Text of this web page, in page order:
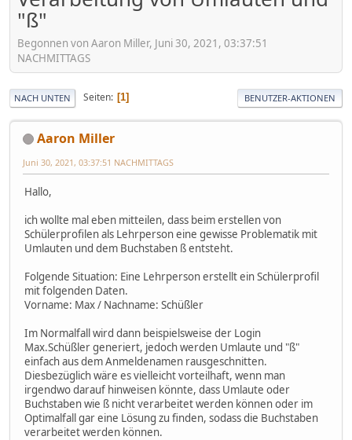
"ß"
Begonnen von Aaron Miller, Juni 30, 2021, 03:37:51
NACHMITTAGS
NACH UNTEN Seiten 1 BENUTZER-AKTIONEN
Aaron Miller
Juni 30, 2021, 03:37:51 NACHMITTAGS
Hallo,
ich wollte mal eben mitteilen, dass beim erstellen von
Schülerprofilen als Lehrperson eine gewisse Problematik mit
Umlauten und dem Buchstaben ß entsteht.
Folgende Situation: Eine Lehrperson erstellt ein Schülerprofil
mit folgenden Daten.
Vorname: Max / Nachname: Schüßler
Im Normalfall wird dann beispielsweise der Login
Max.Schüßler generiert, jedoch werden Umlaute und "ß"
einfach aus dem Anmeldenamen rausgeschnitten.
Diesbezüglich wäre es vielleicht vorteilhaft, wenn man
irgendwo darauf hinweisen könnte, dass Umlaute oder
Buchstaben wie ß nicht verarbeitet werden können oder im
Optimalfall gar eine Lösung zu finden, sodass die Buchstaben
verarbeitet werden können.